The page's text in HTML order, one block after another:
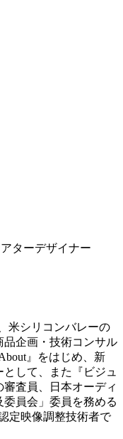
ターデザイナー
米シリコンバレーの
企画・技術コンサル
』をはじめ、新
して、また『ビジュ
査員、日本オーディ
員会」委員を務める
定映像調整技術者で